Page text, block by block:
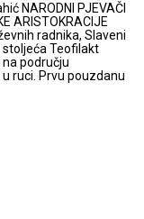
NARODNI PJEVAČI
ARISTOKRACIJE
radnika, Slaveni
stoljeća Teofilakt
području
ruci. Prvu pouzdanu